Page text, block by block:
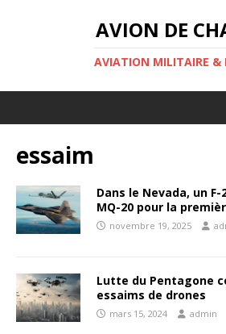
AVION DE
AVIATION MILITAIRE &
essaim
Dans le Nevada, un
MQ-20 pour la
novembre 19, 2025
Lutte du Pentagone
essaims de drones
mars 15, 2024 admin